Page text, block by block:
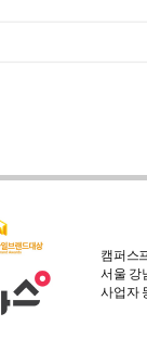
캠퍼스
서울 강
사업자